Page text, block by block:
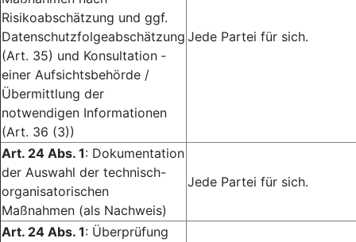
Risikoabschätzung und ggf.
Datenschutzfolgeabschätzung
(Art. 35) und Konsultation ­
einer Aufsichtsbehörde /
Übermittlung der
notwendigen Informationen
(Art. 36 (3))
Jede Partei für sich.
Art. 24 Abs. 1: Dokumentation
der Auswahl der technisch-
organisatorischen
Maßnahmen (als Nachweis)
Jede Partei für sich.
Art. 24 Abs. 1: Überprüfung